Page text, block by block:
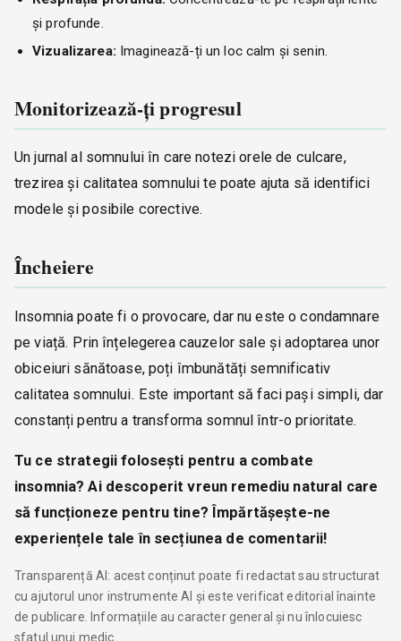
și profunde.
Vizualizarea: Imaginează-ți un loc calm și senin.
Monitorizează-ți progresul
Un jurnal al somnului în care notezi orele de culcare,
trezirea și calitatea somnului te poate ajuta să identifici
modele și posibile corective.
Încheiere
Insomnia poate fi o provocare, dar nu este o condamnare
pe viață. Prin înțelegerea cauzelor sale și adoptarea unor
obiceiuri sănătoase, poți îmbunătăți semnificativ
calitatea somnului. Este important să faci pași simpli, dar
constanți pentru a transforma somnul într-o prioritate.
Tu ce strategii folosești pentru a combate
insomnia? Ai descoperit vreun remediu natural care
să funcționeze pentru tine? Împărtășește-ne
experiențele tale în secțiunea de comentarii!
Transparență AI: acest conținut poate fi redactat sau structurat
cu ajutorul unor instrumente AI și este verificat editorial înainte
de publicare. Informațiile au caracter general și nu înlocuiesc
sfatul unui medic.